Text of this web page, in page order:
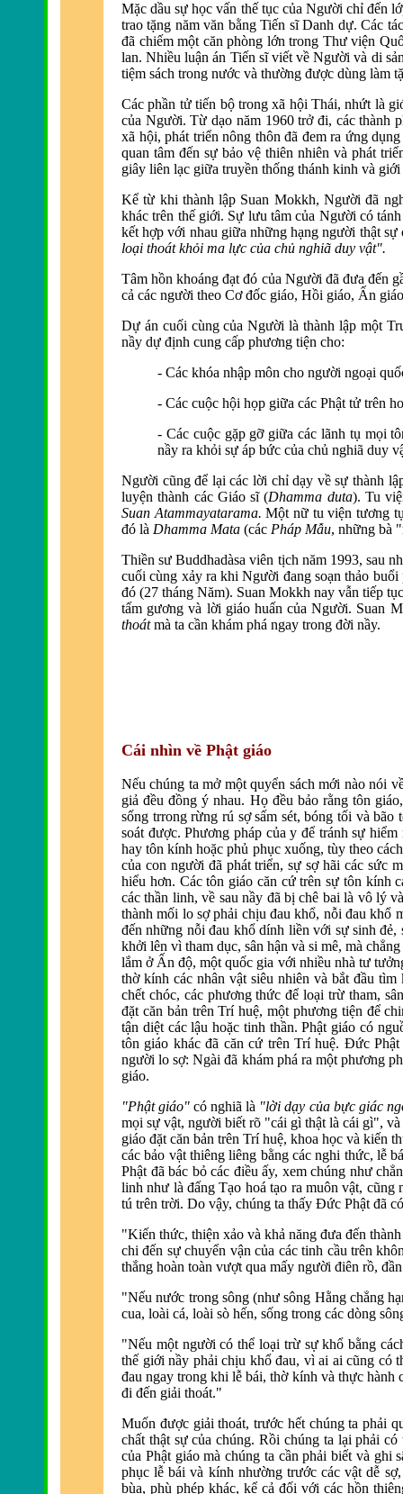
Mặc dầu sự học vấn thế tục của Người chỉ đến
trao tặng năm văn bằng Tiến sĩ Danh dự. Các
đã chiếm một căn phòng lớn trong Thư viện
lan. Nhiều luận án Tiến sĩ viết về Người và di
tiệm sách trong nước và thường được dùng làm
Các phần tử tiến bộ trong xã hội Thái, nhứt là
của Người. Từ dạo năm 1960 trở đi, các thành
xã hội, phát triển nông thôn đã đem ra ứng
quan tâm đến sự bảo vệ thiên nhiên và phát
giây liên lạc giữa truyền thống thánh kinh và giới
Kể từ khi thành lập Suan Mokkh, Người đã
khác trên thế giới. Sự lưu tâm của Người có
kết hợp với nhau giữa những hạng người thật
loại thoát khỏi ma lực của chủ nghiã duy vật".
Tâm hồn khoáng đạt đó của Người đã đưa đến
cả các người theo Cơ đốc giáo, Hồi giáo, Ấn
Dự án cuối cùng của Người là thành lập một
nầy dự định cung cấp phương tiện cho:
- Các khóa nhập môn cho người ngoại
- Các cuộc hội họp giữa các Phật tử trên
- Các cuộc gặp gỡ giữa các lãnh tụ mọi
nầy ra khỏi sự áp bức của chủ nghiã duy
Người cũng để lại các lời chỉ dạy về sự thành
luyện thành các Giáo sĩ (Dhamma duta). Tu
Suan Atammayatarama.Một nữ tu viện tương
đó là Dhamma Mata (các Pháp Mẫu, những bà
Thiền sư Buddhadàsa viên tịch năm 1993, sau
cuối cùng xảy ra khi Người đang soạn thảo
đó (27 tháng Năm). Suan Mokkh nay vẫn tiếp
tấm gương và lời giáo huấn của Người. Suan
thoátmà ta cần khám phá ngay trong đời nầy.
Cái nhìn về Phật giáo
Nếu chúng ta mở một quyển sách mới nào nói
giảđều đồng ý nhau. Họ đều bảo rằng tôn
sống trrong rừng rú sợ sấm sét, bóng tối và
soát được. Phương pháp của y để tránh sự hiểm
hay tôn kính hoặc phủ phục xuống, tùy theo
của con người đã phát triển, sự sợ hãi các sức
hiểu hơn. Các tôn giáo căn cứ trên sự tôn kính
các thần linh, về sau nầy đã bị chê bai là vô lý
thành mối lo sợ phải chịu đau khổ, nỗi đau khổ
đến những nỗi đau khổ dính liền với sự sinh đẻ,
khởi lên vì tham dục, sân hận và si mê, mà
lắm ở Ấn độ, một quốc gia với nhiều nhà tư
thờ kính các nhân vật siêu nhiên và bắt đầu tìm
chết chóc, các phương thứcđể loại trừ tham,
đặt căn bản trên Trí huệ, một phương tiện để
tận diệt các lậu hoặc tinh thần. Phật giáo có
tôn giáo khácđã căn cứ trên Trí huệ. Đức Phật
người lo sợ: Ngàiđã khám phá ra một phương
giáo.
"Phật giáo" có nghiã là "lời dạy của bực giác
mọi sự vật, người biết rõ "cái gì thật là cái gì",
giáo đặt căn bản trên Trí huệ, khoa học và kiến
các bảo vật thiêng liêng bằng các nghi thức, lễ
Phật đã bác bỏ các điều ấy, xem chúng như
linh như làđấng Tạo hoá tạo ra muôn vật, cũng
tú trên trời. Do vậy, chúng ta thấy Đức Phật đã
"Kiến thức, thiện xảo và khả năng đưa đến th
chi đến sự chuyển vận của các tinh cầu trên
thắng hoàn toàn vượt qua mấy người điên rồ,
"Nếu nước trong sông (như sông Hằng chẳng
cua, loài cá, loài sò hến, sống trong các dòng
"Nếu một người có thể loại trừ sự khổ bằng
thế giới nầy phải chịu khổđau, vì ai ai cũng có
đau ngay trong khi lễ bái, thờ kính và thực hành
đi đến giải thoát."
Muốn được giải thoát, trước hết chúng ta phải
chất thật sự của chúng. Rồi chúng ta lại phải
của Phật giáo mà chúng ta cần phải biết và ghi
phục lễ bái và kính nhường trước các vật dễ
bùa, phù phép khác, kể cả đối với các hồn thi